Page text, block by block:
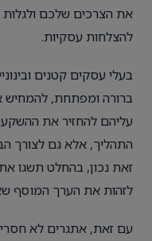
את הצרכים שלכם
להצלחות עסקיות.
בעלי עסקים קטנים
ברורה ומפתחת, להמחיש
עליהם להחזיר את
התהליך, אלא גם לצורך
זאת נכון, בהחלט תשגו
לזהות את הערך המוסף
עם זאת, אתגרים לא